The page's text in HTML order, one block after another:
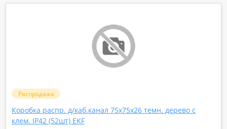
Распродажа
Коробка распр. д/каб.канал 75х75х26 темн. дерево с
клем. IP42 (52шт) EKF